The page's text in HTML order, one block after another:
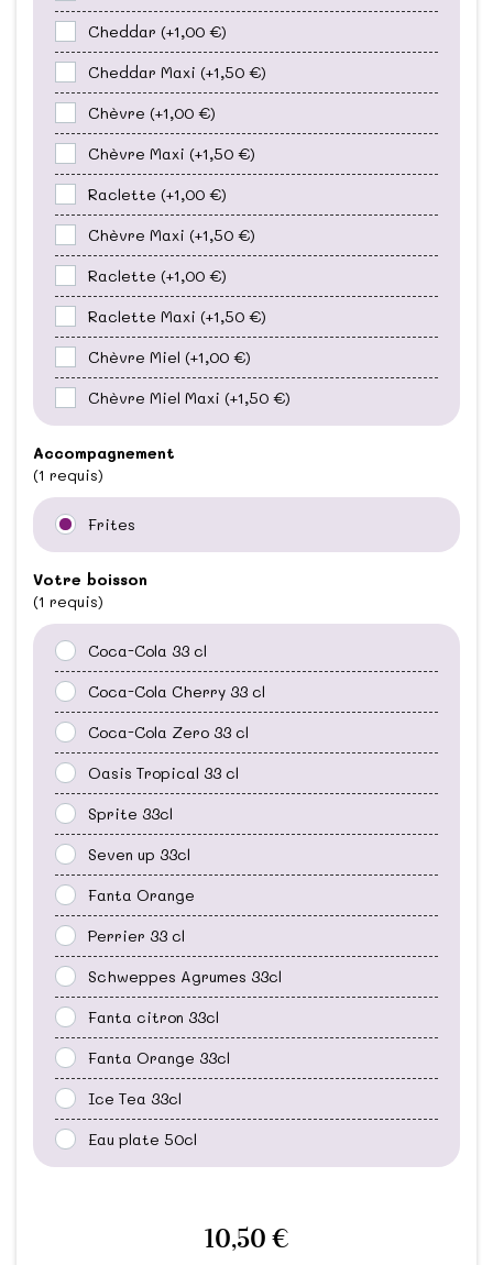
Cheddar (+1,00 €)
Cheddar Maxi (+1,50 €)
Chèvre (+1,00 €)
Chèvre Maxi (+1,50 €)
Raclette (+1,00 €)
Chèvre Maxi (+1,50 €)
Raclette (+1,00 €)
Raclette Maxi (+1,50 €)
Chèvre Miel (+1,00 €)
Chèvre Miel Maxi (+1,50 €)
Accompagnement
(1 requis)
Frites
Votre boisson
(1 requis)
Coca-Cola 33 cl
Coca-Cola Cherry 33 cl
Coca-Cola Zero 33 cl
Oasis Tropical 33 cl
Sprite 33cl
Seven up 33cl
Fanta Orange
Perrier 33 cl
Schweppes Agrumes 33cl
Fanta citron 33cl
Fanta Orange 33cl
Ice Tea 33cl
Eau plate 50cl
10,50 €